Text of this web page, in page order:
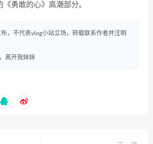
勇敢的心》高潮部分。
，不代表vlog小站立场，转载联系作者并注明
离开我妹妹